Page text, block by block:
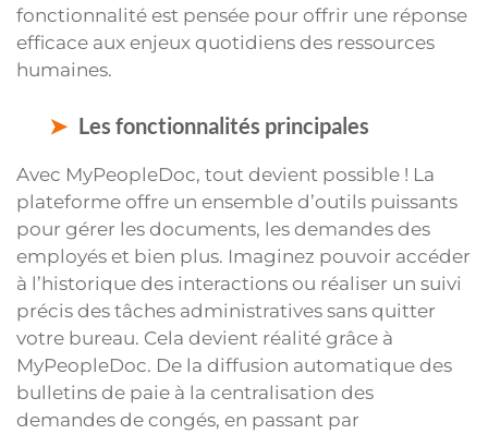
fonctionnalité est pensée pour offrir une réponse
efficace aux enjeux quotidiens des ressources
humaines.
Les fonctionnalités principales
Avec MyPeopleDoc, tout devient possible ! La
plateforme offre un ensemble d’outils puissants
pour gérer les documents, les demandes des
employés et bien plus. Imaginez pouvoir accéder
à l’historique des interactions ou réaliser un suivi
précis des tâches administratives sans quitter
votre bureau. Cela devient réalité grâce à
MyPeopleDoc. De la diffusion automatique des
bulletins de paie à la centralisation des
demandes de congés, en passant par